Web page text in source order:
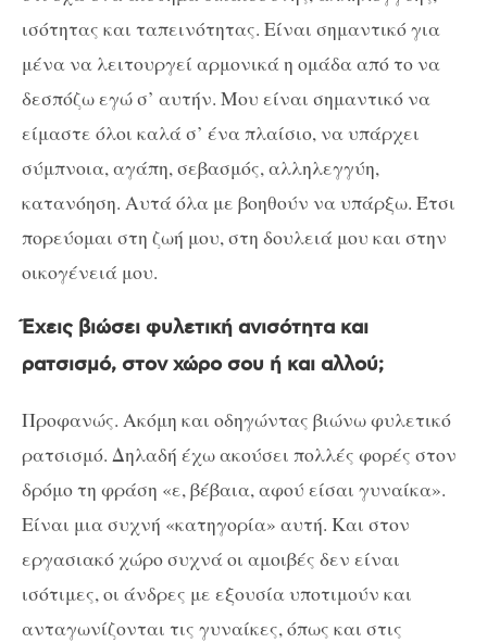
ισότητας και ταπεινότητας. Είναι σημαντικό για
μένα να λειτουργεί αρμονικά η ομάδα από το να
δεσπόζω εγώ σ’ αυτήν. Μου είναι σημαντικό να
είμαστε όλοι καλά σ’ ένα πλαίσιο, να υπάρχει
σύμπνοια, αγάπη, σεβασμός, αλληλεγγύη,
κατανόηση. Αυτά όλα με βοηθούν να υπάρξω. Έτσι
πορεύομαι στη ζωή μου, στη δουλειά μου και στην
οικογένειά μου.
Έχεις βιώσει φυλετική ανισότητα και
ρατσισμό, στον χώρο σου ή και αλλού;
Προφανώς. Ακόμη και οδηγώντας βιώνω φυλετικό
ρατσισμό. Δηλαδή έχω ακούσει πολλές φορές στον
δρόμο τη φράση «ε, βέβαια, αφού είσαι γυναίκα».
Είναι μια συχνή «κατηγορία» αυτή. Και στον
εργασιακό χώρο συχνά οι αμοιβές δεν είναι
ισότιμες, οι άνδρες με εξουσία υποτιμούν και
ανταγωνίζονται τις γυναίκες, όπως και στις